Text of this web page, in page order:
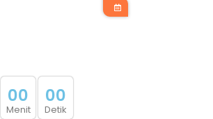
00
Menit
00
Detik